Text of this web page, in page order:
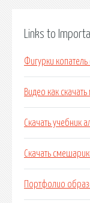
Links to
Фигурки
Видео как
Скачать учебник
Скачать
Портфолио